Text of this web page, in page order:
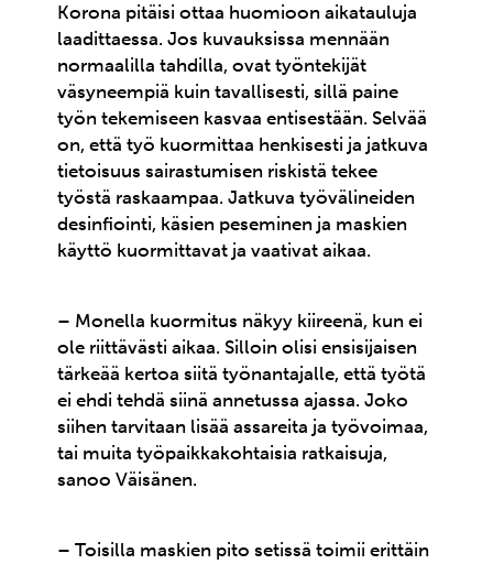
Korona pitäisi ottaa huomioon aikatauluja
laadittaessa. Jos kuvauksissa mennään
normaalilla tahdilla, ovat työntekijät
väsyneempiä kuin tavallisesti, sillä paine
työn tekemiseen kasvaa entisestään. Selvää
on, että työ kuormittaa henkisesti ja jatkuva
tietoisuus sairastumisen riskistä tekee
työstä raskaampaa. Jatkuva työvälineiden
desinfiointi, käsien peseminen ja maskien
käyttö kuormittavat ja vaativat aikaa.
– Monella kuormitus näkyy kiireenä, kun ei
ole riittävästi aikaa. Silloin olisi ensisijaisen
tärkeää kertoa siitä työnantajalle, että työtä
ei ehdi tehdä siinä annetussa ajassa. Joko
siihen tarvitaan lisää assareita ja työvoimaa,
tai muita työpaikkakohtaisia ratkaisuja,
sanoo Väisänen.
– Toisilla maskien pito setissä toimii erittäin